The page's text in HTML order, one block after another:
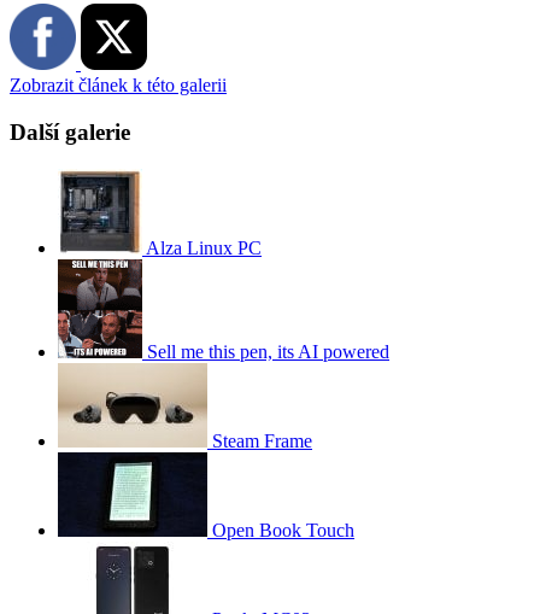
Zobrazit článek k této galerii
Další galerie
Alza Linux PC
Sell me this pen, its AI powered
Steam Frame
Open Book Touch